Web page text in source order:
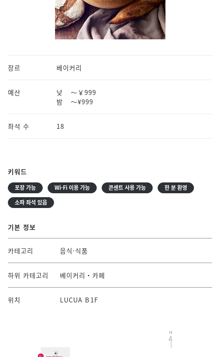
장르 베이커리
예산 낮
～￥999
밤
〜¥999
좌석 수 18
키워드
포장 가능 Wi-Fi 이용 가능 콘센트 사용 가능
한 분 환영
소파 좌석 있음
기본 정보
카테고리 음식·식품
하위 카테고리 베이커리・카페
위치 LUCUA B1F